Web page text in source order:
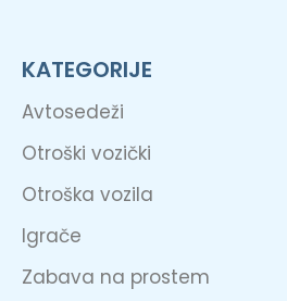
KATEGORIJE
Avtosedeži
Otroški vozički
Otroška vozila
Igrače
Zabava na prostem